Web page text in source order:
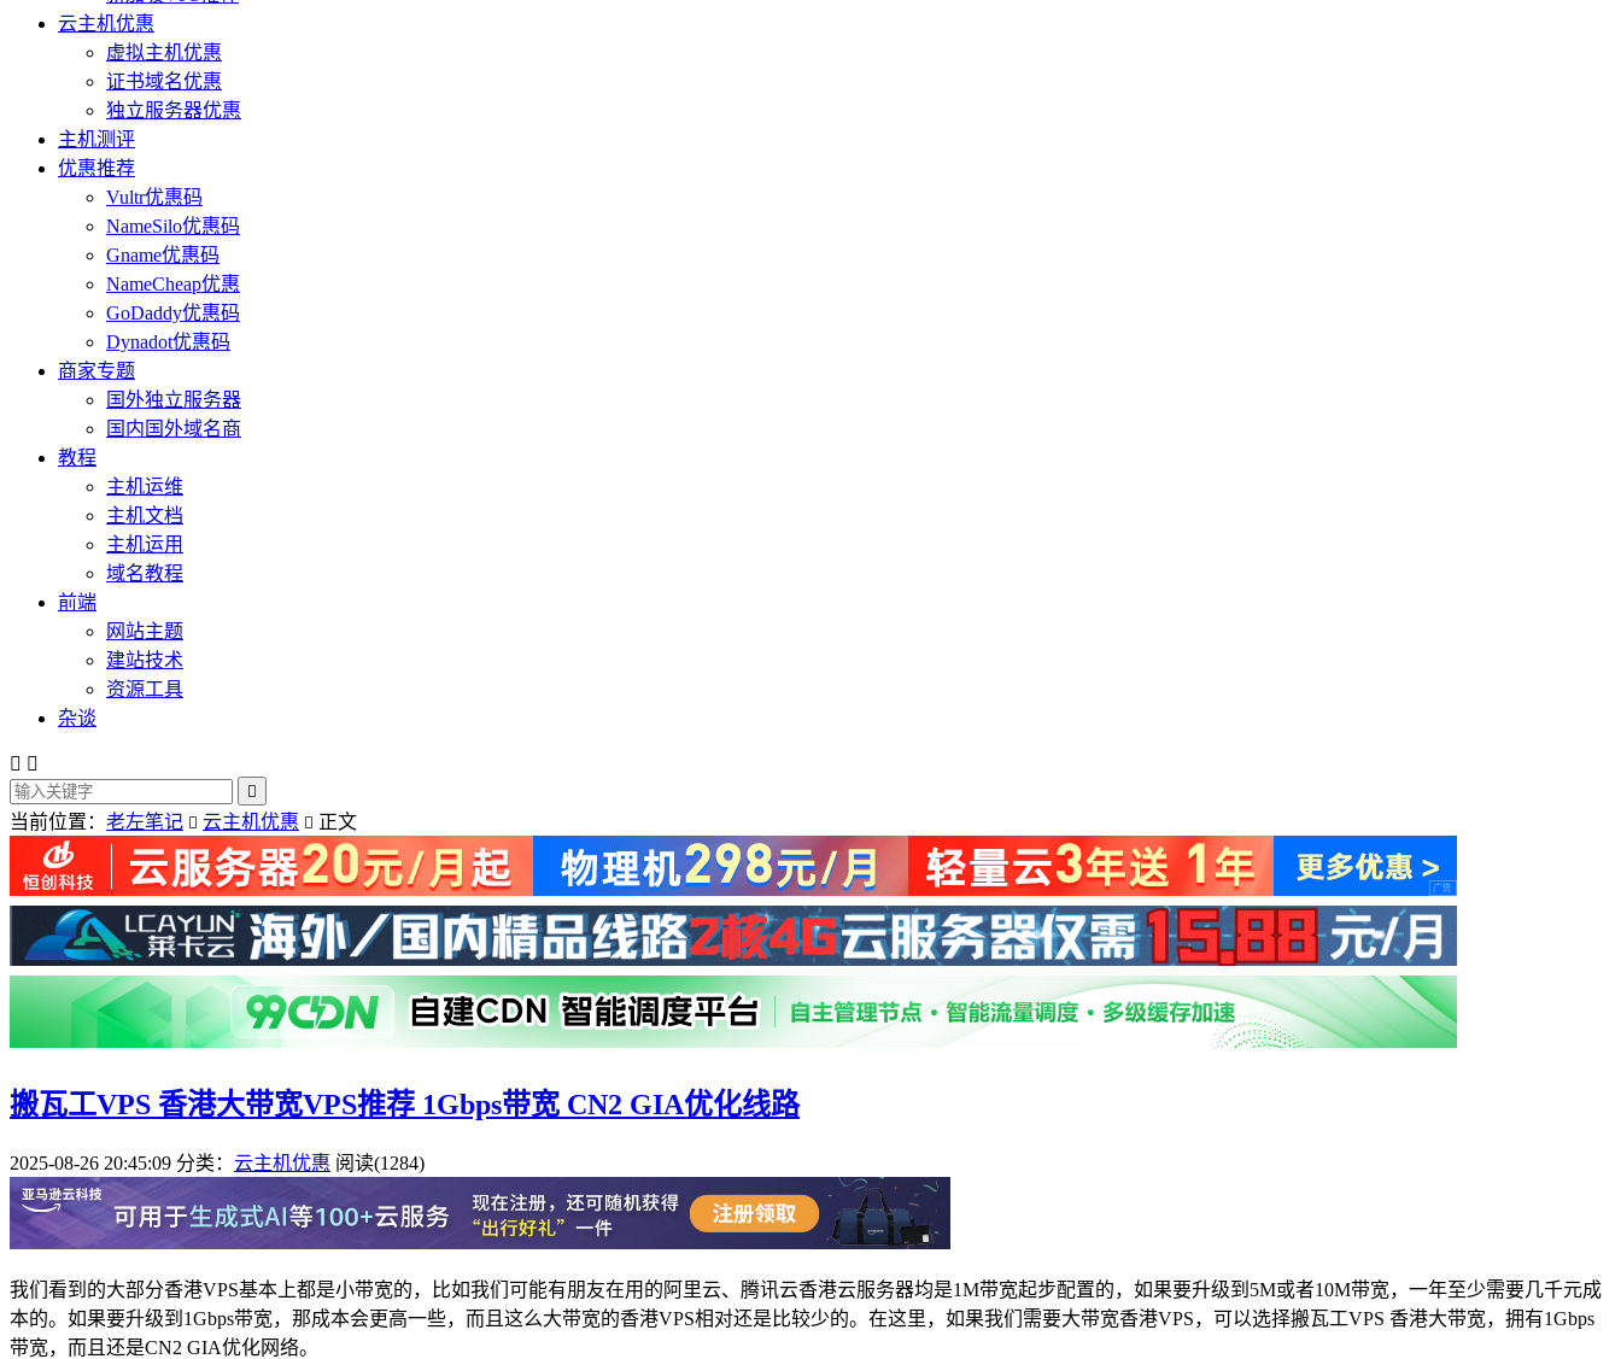
云主机优惠
虚拟主机优惠
证书域名优惠
独立服务器优惠
主机测评
优惠推荐
Vultr优惠码
NameSilo优惠码
Gname优惠码
NameCheap优惠
GoDaddy优惠码
Dynadot优惠码
商家专题
国外独立服务器
国内国外域名商
教程
主机运维
主机文档
主机运用
域名教程
前端
网站主题
建站技术
资源工具
杂谈
 

当前位置： 老左笔记  云主机优惠  正文
搬瓦工VPS 香港大带宽VPS推荐 1Gbps带宽 CN2 GIA优化线路
2025-08-26 20:45:09 分类： 云主机优惠 阅读(1284)
我们看到的大部分香港VPS基本上都是小带宽的，比如我们可能有朋友在用的阿里云、腾讯云香港云服务器均是1M带宽起步配置的，如果要升级到5M或者10M带宽，一年至少需要几千元成
本的。如果要升级到1Gbps带宽，那成本会更高一些，而且这么大带宽的香港VPS相对还是比较少的。在这里，如果我们需要大带宽香港VPS，可以选择搬瓦工VPS 香港大带宽，拥有1Gbps
带宽，而且还是CN2 GIA优化网络。